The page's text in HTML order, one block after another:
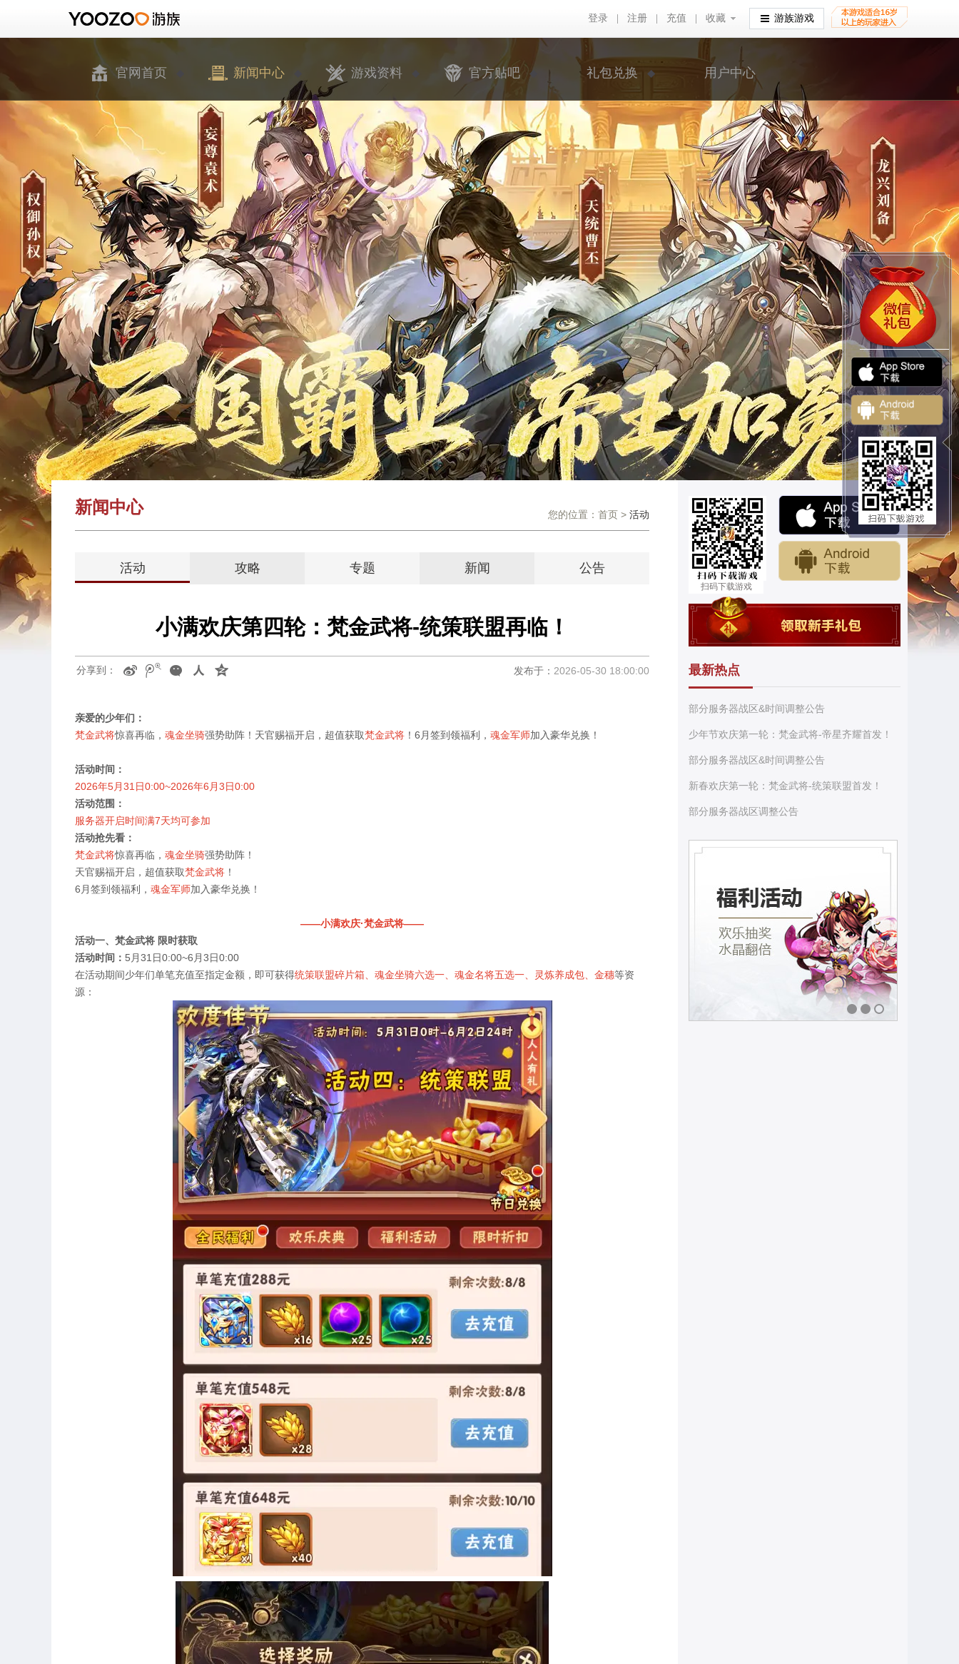
登录 注册 充值 收藏
收藏 游族游戏
官网首页 新闻中心 游戏资料 官方贴吧 礼包兑换 用户中心
新闻中心 您的位置： 首页 > 活动
活动 攻略 专题 新闻 公告
小满欢庆第四轮：梵金武将-统策联盟再临！
发布于： 2026-05-30 18:00:00
分享到：
亲爱的少年们：
梵金武将惊喜再临， 魂金坐骑强势助阵！天官赐福开启，超值获取梵金武将 ！ 6 月签到领福利， 魂金军师加入豪华兑换！
活动时间：
2026年5月31 日0:00~2026年6 月3日0:00
活动范围：
服务器开启时间满7天均可参加
活动抢先看：
梵金武将惊喜再临， 魂金坐骑强势助阵！
天官赐福开启，超值获取梵金武将 ！
6 月签到领福利， 魂金军师加入豪华兑换！
——小满欢庆·梵金武将——
活动一、梵金武将 限时获取
活动时间： 5 月31 日0:00~6 月3日0:00
在活动期间少年们单笔充值至指定金额，即可获得统策联盟碎片箱、魂金坐骑六选一、魂金名将五选一、灵炼养成包、金穗等资
源：
扫码下载游戏
最新热点
部分服务器战区&时间调整公告
少年节欢庆第一轮：梵金武将-帝星齐耀首发！
部分服务器战区&时间调整公告
新春欢庆第一轮：梵金武将-统策联盟首发！
部分服务器战区调整公告